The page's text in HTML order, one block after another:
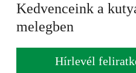
Kedvenceink a
melegben
Hírlevél